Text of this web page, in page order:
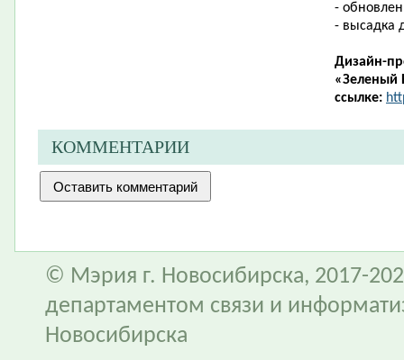
-
- высадка
Дизайн-
«Зеленый
ссылке:
КОММЕНТАРИИ
© Мэрия г. Новосибирска, 2017-
департаментом связи и
Новосибирска